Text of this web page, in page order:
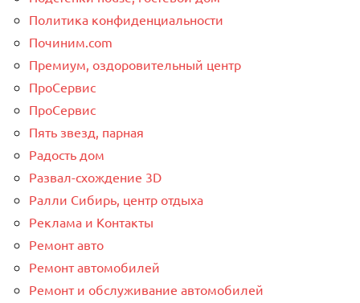
Политика конфиденциальности
Починим.com
Премиум, оздоровительный центр
ПроСервис
ПроСервис
Пять звезд, парная
Радость дом
Развал-схождение 3D
Ралли Сибирь, центр отдыха
Реклама и Контакты
Ремонт авто
Ремонт автомобилей
Ремонт и обслуживание автомобилей